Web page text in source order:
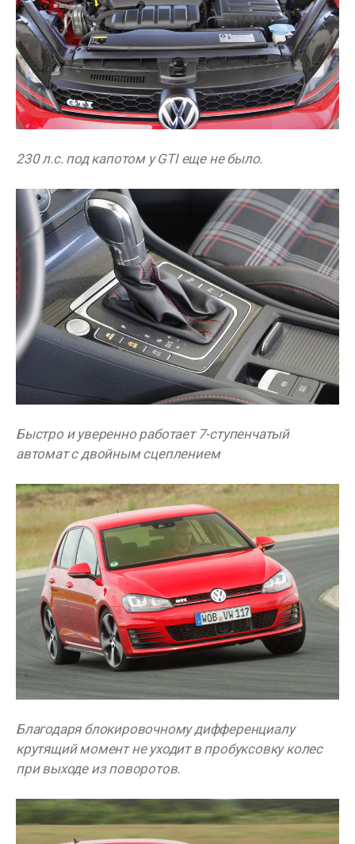
230 л.с. под капотом у GTI еще не было.
Быстро и уверенно работает 7-ступенчатый
автомат с двойным сцеплением
Благодаря блокировочному дифференциалу
крутящий момент не уходит в пробуксовку колес
при выходе из поворотов.